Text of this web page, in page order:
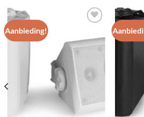
Aanbieding!
Toevoegen